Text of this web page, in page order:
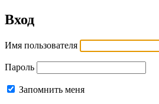
Вход
Имя пользователя
Пароль
Запомнить меня